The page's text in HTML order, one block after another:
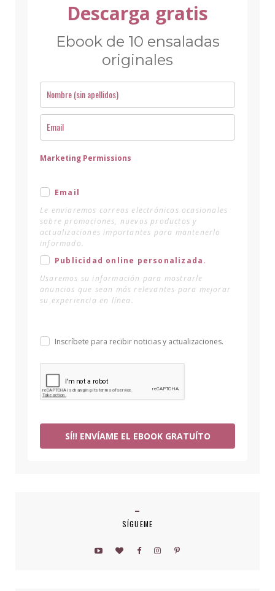
Descarga gratis
Ebook de 10 ensaladas
originales
Marketing Permissions
Email
Le enviaremos correos electrónicos ocasionales
sobre promociones, nuevos productos y
actualizaciones importantes para mantenerlo
informado.
Publicidad online personalizada.
Usaremos su información para mostrarle
anuncios que sean más relevantes para mejorar
su experiencia en línea.
Inscríbete para recibir noticias y actualizaciones.
SÍ!! ENVÍAME EL EBOOK GRATUÍTO
SÍGUEME